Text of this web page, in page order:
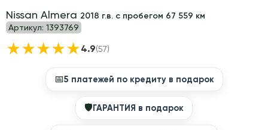
Nissan Almera 2018 г.в. с пробегом 67 559 км
Артикул: 1393769
★★★★★4.9(57)
📅5 платежей по кредиту в подарок
🛡ГАРАНТИЯ в подарок